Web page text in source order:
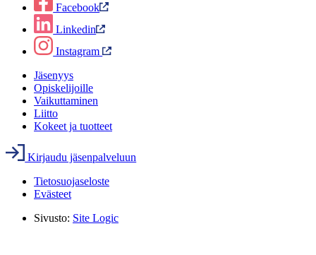
Facebook
Linkedin
Instagram
Jäsenyys
Opiskelijoille
Vaikuttaminen
Liitto
Kokeet ja tuotteet
Kirjaudu jäsenpalveluun
Tietosuojaseloste
Evästeet
Sivusto: Site Logic